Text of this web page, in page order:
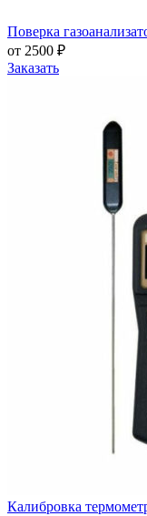
Поверка
от 2500 ₽
Заказать
Калибровка